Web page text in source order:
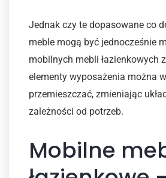
Jednak czy te dopasowane co
meble mogą być jednocześnie
mobilnych mebli łazienkowych
elementy wyposażenia można
przemieszczać, zmieniając
zależności od potrzeb.
Mobilne